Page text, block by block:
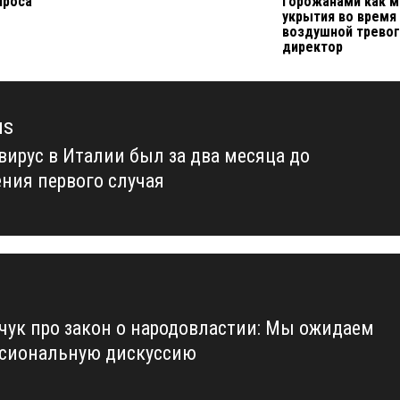
укрытия во время
воздушной
директор
в Италии был за два месяца до
первого случая
про закон о народовластии: Мы ожидаем
дискуссию